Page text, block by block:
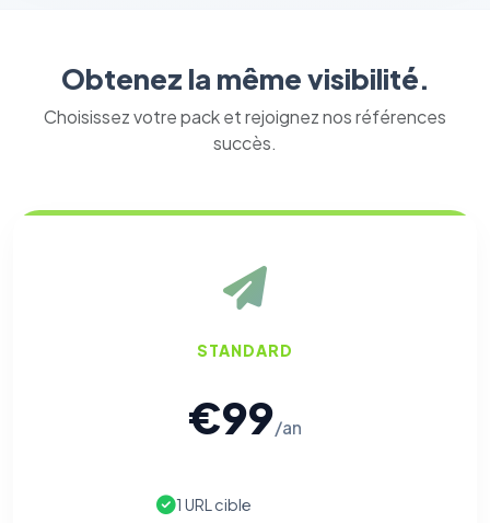
Obtenez la même visibilité.
Choisissez votre pack et rejoignez nos références
succès.
STANDARD
€99/an
1 URL cible